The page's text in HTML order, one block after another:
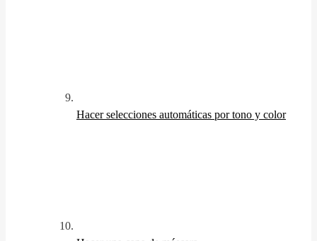
Hacer selecciones automáticas por tono y color